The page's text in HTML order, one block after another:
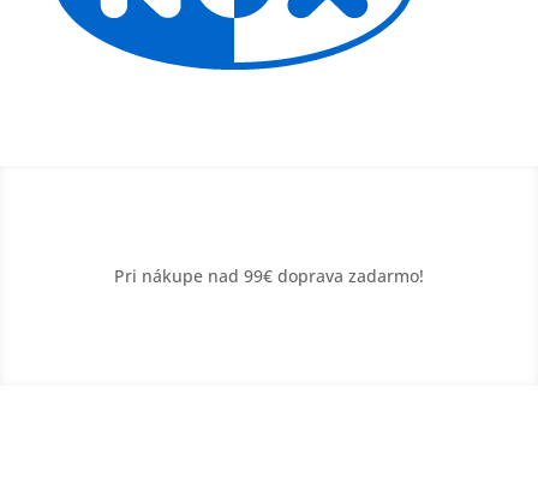
Pri nákupe nad 99€ doprava zadarmo!